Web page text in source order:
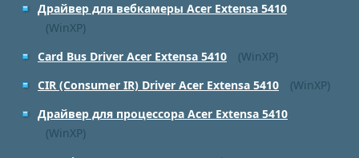
Драйвер для вебкамеры Acer Extensa 5410
(WinXP)
Card Bus Driver Acer Extensa 5410
(WinXP)
CIR (Consumer IR) Driver Acer Extensa 5410
(WinXP)
Драйвер для процессора Acer Extensa 5410
(WinXP)